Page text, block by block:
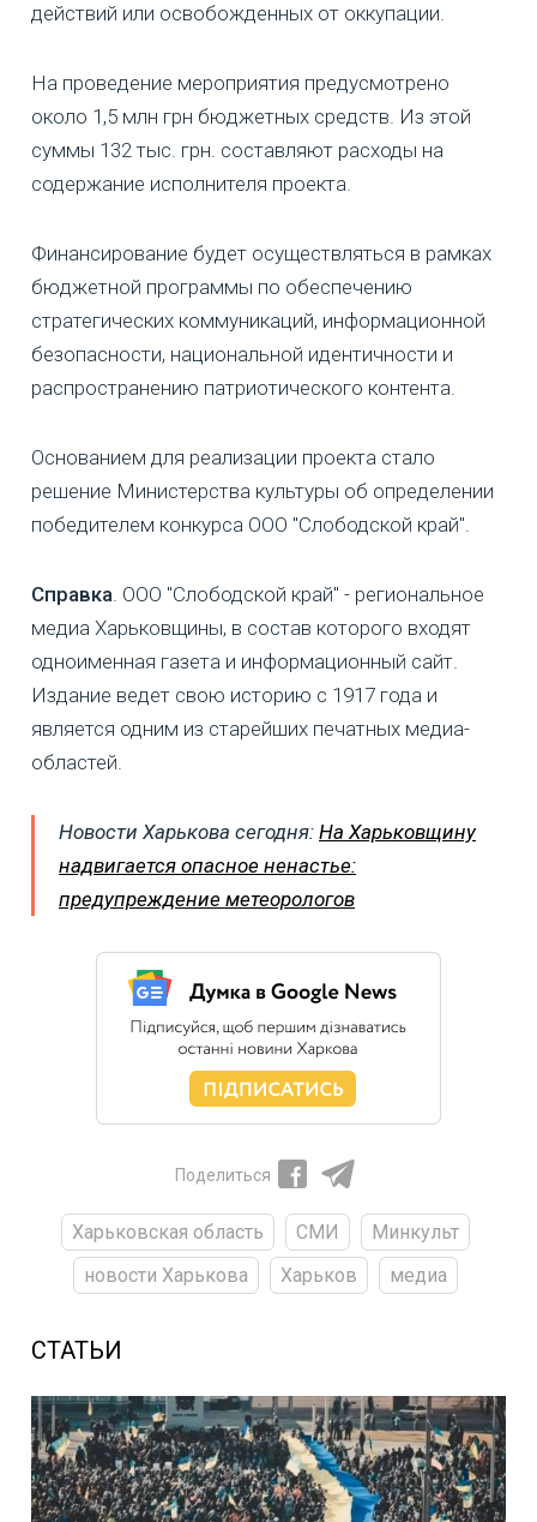
действий или освобожденных от оккупации.
На проведение мероприятия предусмотрено
около 1,5 млн грн бюджетных средств. Из этой
суммы 132 тыс. грн. составляют расходы на
содержание исполнителя проекта.
Финансирование будет осуществляться в рамках
бюджетной программы по обеспечению
стратегических коммуникаций, информационной
безопасности, национальной идентичности и
распространению патриотического контента.
Основанием для реализации проекта стало
решение Министерства культуры об определении
победителем конкурса ООО "Слободской край".
Справка. ООО "Слободской край" - региональное
медиа Харьковщины, в состав которого входят
одноименная газета и информационный сайт.
Издание ведет свою историю с 1917 года и
является одним из старейших печатных медиа-
областей.
Новости Харькова сегодня: На Харьковщину
надвигается опасное ненастье:
предупреждение метеорологов
Поделиться
Харьковская область СМИ
Минкульт
новости Харькова
Харьков медиа
СТАТЬИ